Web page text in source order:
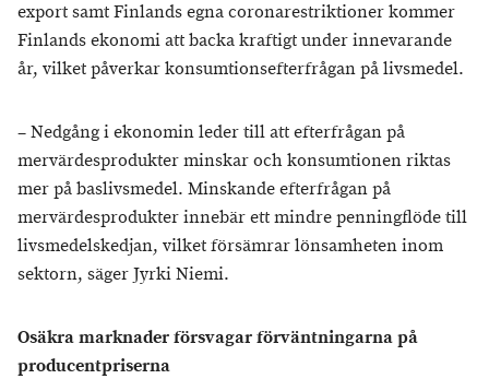
export samt Finlands egna coronarestriktioner kommer
Finlands ekonomi att backa kraftigt under innevarande
år, vilket påverkar konsumtionsefterfrågan på livsmedel.
– Nedgång i ekonomin leder till att efterfrågan på
mervärdesprodukter minskar och konsumtionen riktas
mer på baslivsmedel. Minskande efterfrågan på
mervärdesprodukter innebär ett mindre penningflöde till
livsmedelskedjan, vilket försämrar lönsamheten inom
sektorn, säger Jyrki Niemi.
Osäkra marknader försvagar förväntningarna på
producentpriserna